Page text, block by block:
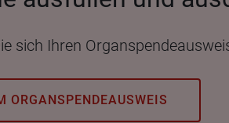
sich Ihren
ORGANSPENDEAUSWEIS